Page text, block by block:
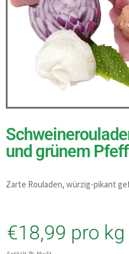
und grünem
Zarte Rouladen, würzig-pikant
€18,99 pro kg